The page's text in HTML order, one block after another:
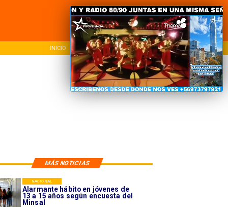
INICIO NACIONAL
MÁS NOTICIAS
Alarmante hábito en jóvenes de
13 a 15 años según encuesta del
Minsal
NACIONAL